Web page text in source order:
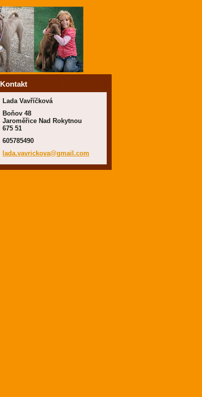
Kontakt
Lada Vavříčková
Boňov 48
Jaroměřice Nad Rokytnou
675 51
605785490
lada.vavrickova@gmail.com